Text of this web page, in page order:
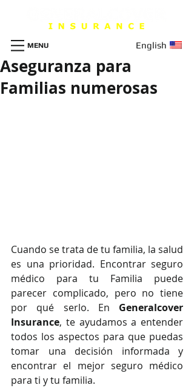
English
MENU
Aseguranza para
Familias numerosas
Cuando se trata de tu familia, la salud
es una prioridad. Encontrar seguro
médico para tu Familia puede
parecer complicado, pero no tiene
por qué serlo. En Generalcover
Insurance, te ayudamos a entender
todos los aspectos para que puedas
tomar una decisión informada y
encontrar el mejor seguro médico
para ti y tu familia.